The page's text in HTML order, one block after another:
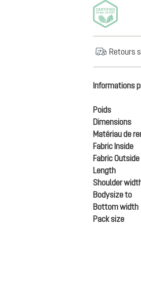
Retours
Informations
Poids
Dimensions
Matériau de
Fabric Inside
Fabric Outside
Length
Shoulder
Bodysize to
Bottom width
Pack size